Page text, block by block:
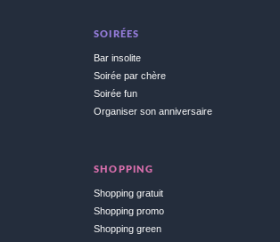
SOIRÉES
Bar insolite
Soirée par chère
Soirée fun
Organiser son anniversaire
SHOPPING
Shopping gratuit
Shopping promo
Shopping green